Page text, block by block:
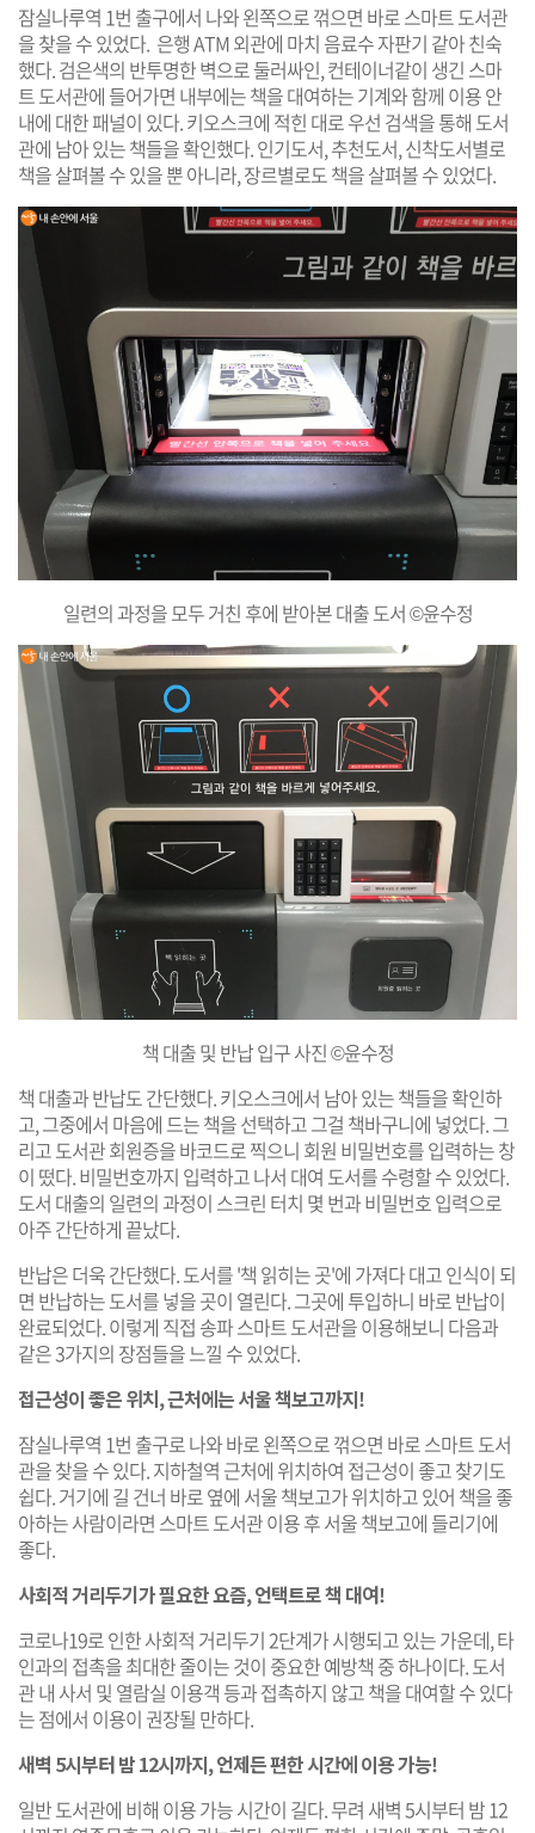
잠실나루역 1번 출구에서 나와 왼쪽으로 꺾으면 바로 스마트 도서관
을 찾을 수 있었다. 은행 ATM 외관에 마치 음료수 자판기 같아 친숙
했다. 검은색의 반투명한 벽으로 둘러싸인, 컨테이너같이 생긴 스마
트 도서관에 들어가면 내부에는 책을 대여하는 기계와 함께 이용 안
내에 대한 패널이 있다. 키오스크에 적힌 대로 우선 검색을 통해 도서
관에 남아 있는 책들을 확인했다. 인기도서, 추천도서, 신착도서별로
책을 살펴볼 수 있을 뿐 아니라, 장르별로도 책을 살펴볼 수 있었다.
일련의 과정을 모두 거친 후에 받아본 대출 도서 ©윤수정
책 대출 및 반납 입구 사진 ©윤수정
책 대출과 반납도 간단했다. 키오스크에서 남아 있는 책들을 확인하
고, 그중에서 마음에 드는 책을 선택하고 그걸 책바구니에 넣었다. 그
리고 도서관 회원증을 바코드로 찍으니 회원 비밀번호를 입력하는 창
이 떴다. 비밀번호까지 입력하고 나서 대여 도서를 수령할 수 있었다.
도서 대출의 일련의 과정이 스크린 터치 몇 번과 비밀번호 입력으로
아주 간단하게 끝났다.
반납은 더욱 간단했다. 도서를 '책 읽히는 곳'에 가져다 대고 인식이 되
면 반납하는 도서를 넣을 곳이 열린다. 그곳에 투입하니 바로 반납이
완료되었다. 이렇게 직접 송파 스마트 도서관을 이용해보니 다음과
같은 3가지의 장점들을 느낄 수 있었다.
접근성이 좋은 위치, 근처에는 서울 책보고까지!
잠실나루역 1번 출구로 나와 바로 왼쪽으로 꺾으면 바로 스마트 도서
관을 찾을 수 있다. 지하철역 근처에 위치하여 접근성이 좋고 찾기도
쉽다. 거기에 길 건너 바로 옆에 서울 책보고가 위치하고 있어 책을 좋
아하는 사람이라면 스마트 도서관 이용 후 서울 책보고에 들리기에
좋다.
사회적 거리두기가 필요한 요즘, 언택트로 책 대여!
코로나19로 인한 사회적 거리두기 2단계가 시행되고 있는 가운데, 타
인과의 접촉을 최대한 줄이는 것이 중요한 예방책 중 하나이다. 도서
관 내 사서 및 열람실 이용객 등과 접촉하지 않고 책을 대여할 수 있다
는 점에서 이용이 권장될 만하다.
새벽 5시부터 밤 12시까지, 언제든 편한 시간에 이용 가능!
일반 도서관에 비해 이용 가능 시간이 길다. 무려 새벽 5시부터 밤 12